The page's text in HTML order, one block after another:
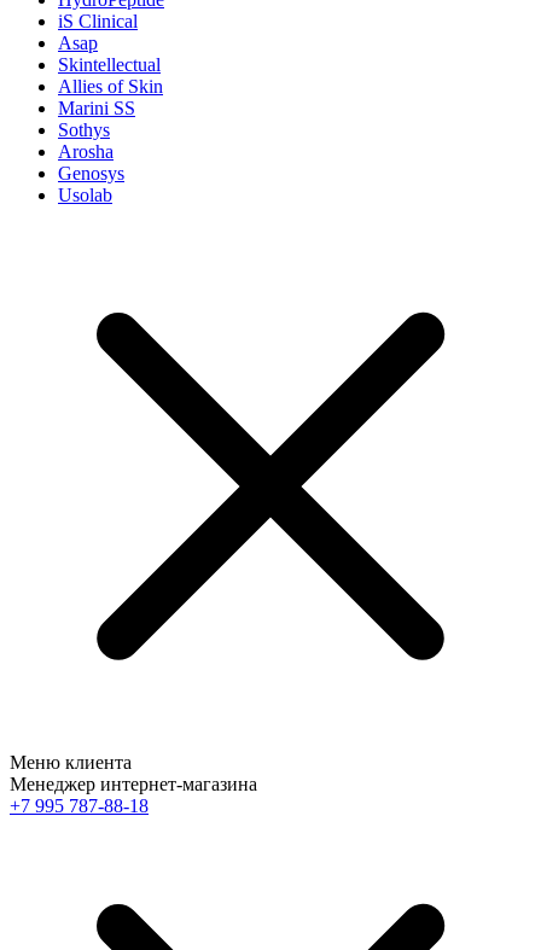
iS Clinical
Asap
Skintellectual
Allies of Skin
Marini SS
Sothys
Arosha
Genosys
Usolab
Меню клиента
Менеджер интернет-магазина
+7 995 787-88-18